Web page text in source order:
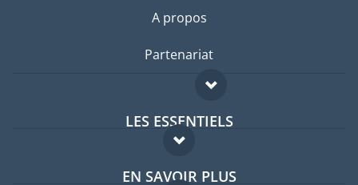
A propos
Partenariat
LES ESSENTIELS
Forum expatriés
EN SAVOIR PLUS